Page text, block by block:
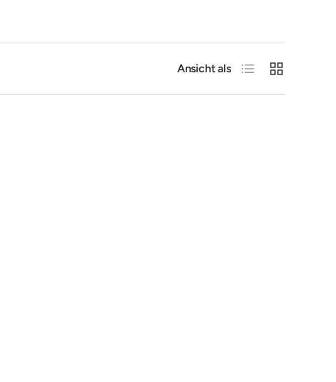
Ansicht als ProduktlisteProduktraster